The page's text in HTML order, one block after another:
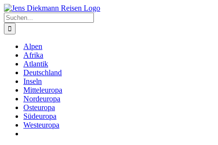
Zum
Inhalt
springen
Suche
nach:
Alpen
Afrika
Atlantik
Deutschland
Inseln
Mitteleuropa
Nordeuropa
Osteuropa
Südeuropa
Westeuropa